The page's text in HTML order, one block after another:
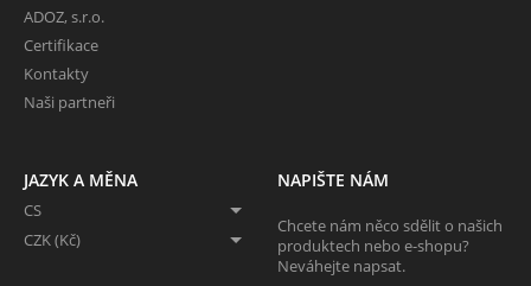
ADOZ, s.r.o.
Certifikace
Kontakty
Naši partneři
JAZYK A MĚNA
CS
CZK (Kč)
NAPIŠTE NÁM
Chcete nám něco sdělit o našich
produktech nebo e-shopu?
Neváhejte napsat.